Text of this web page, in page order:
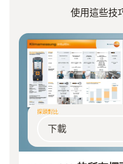
使用這些技
探頭對比
下載